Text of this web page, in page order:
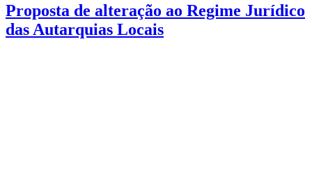
Proposta de alteração ao Regime Jurídico
das Autarquias Locais